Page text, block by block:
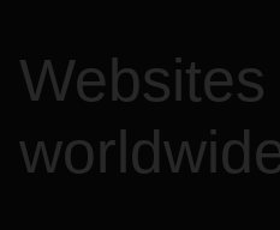
Websites